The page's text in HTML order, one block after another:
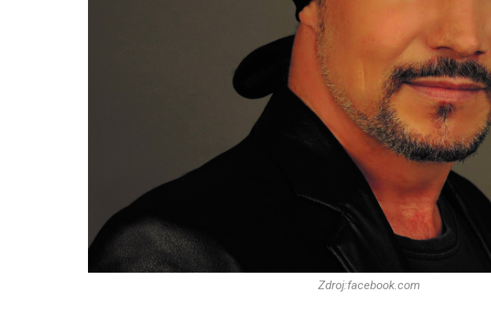
Zdroj:facebook.com